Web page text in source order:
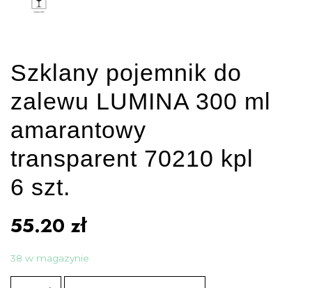
Szklany pojemnik do
zalewu LUMINA 300 ml
amarantowy
transparent 70210 kpl
6 szt.
55.20 zł
38 w magazynie